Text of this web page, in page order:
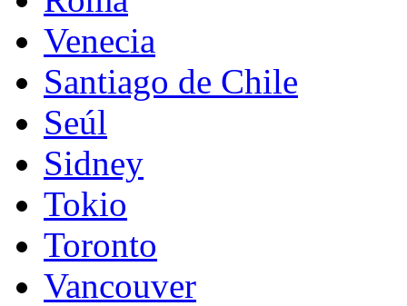
Venecia
Santiago de Chile
Seúl
Sidney
Tokio
Toronto
Vancouver